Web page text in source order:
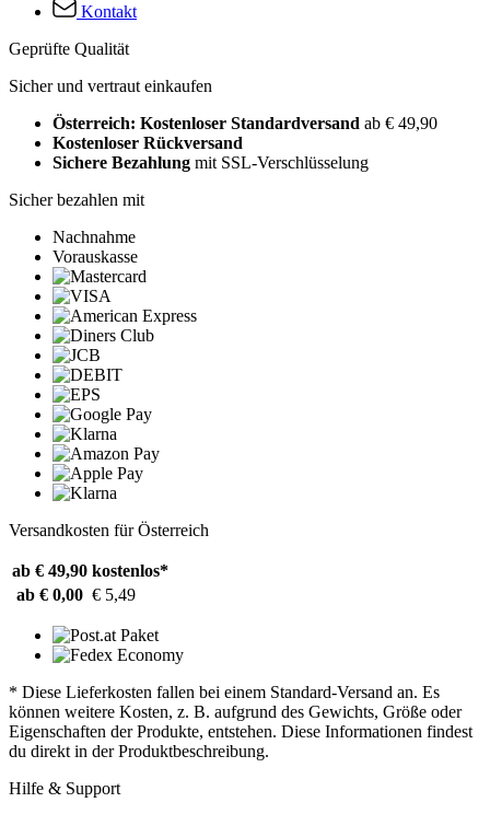
Kontakt
Geprüfte Qualität
Sicher und vertraut einkaufen
Österreich: Kostenloser Standardversand ab € 49,90
Kostenloser Rückversand
Sichere Bezahlung mit SSL-Verschlüsselung
Sicher bezahlen mit
Nachnahme
Vorauskasse
Versandkosten für Österreich
ab € 49,90 kostenlos*
ab € 0,00 € 5,49
* Diese Lieferkosten fallen bei einem Standard-Versand an. Es
können weitere Kosten, z. B. aufgrund des Gewichts, Größe oder
Eigenschaften der Produkte, entstehen. Diese Informationen findest
du direkt in der Produktbeschreibung.
Hilfe & Support